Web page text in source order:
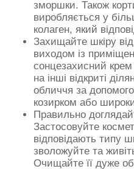
зморшки. Також
виробляється у
колаген, який
Захищайте шкіру
виходом із
сонцезахисний
на інші відкриті
обличчя за
козирком або
Правильно
Застосовуйте
відповідають типу
зволожуйте та
Очищайте її дуже